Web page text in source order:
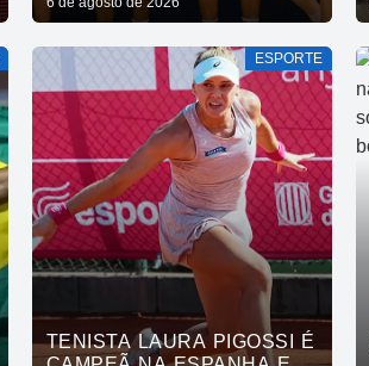
FORTALECE CUIDADO EM
DA CORRIDA
ESPORTE
TENISTA LAURA PIGOSSI É